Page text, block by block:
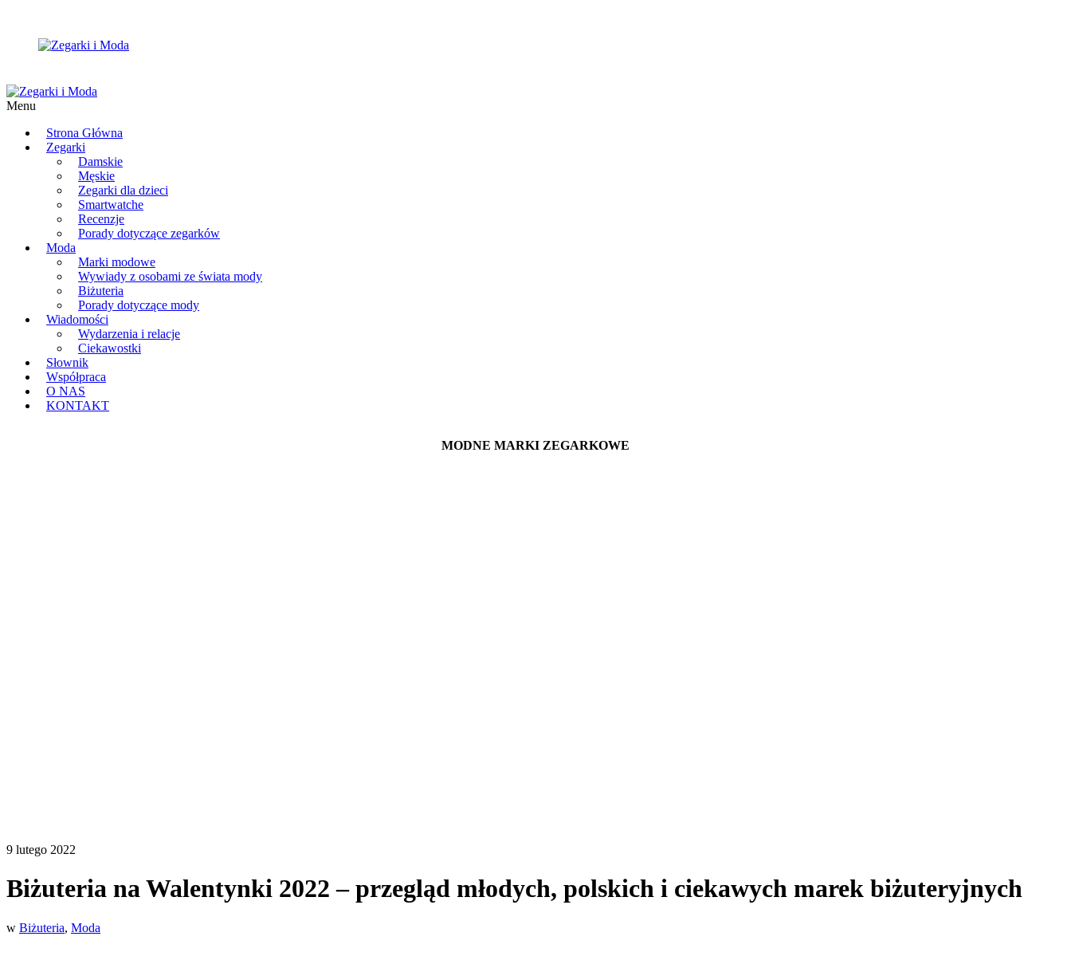
Menu
Strona Główna
Zegarki
Damskie
Męskie
Zegarki dla dzieci
Smartwatche
Recenzje
Porady dotyczące zegarków
Moda
Marki modowe
Wywiady z osobami ze świata mody
Biżuteria
Porady dotyczące mody
Wiadomości
Wydarzenia i relacje
Ciekawostki
Słownik
Współpraca
O NAS
KONTAKT
MODNE MARKI ZEGARKOWE
9 lutego 2022
Biżuteria na Walentynki 2022 – przegląd młodych, polskich i ciekawych marek biżuteryjnych
w Biżuteria, Moda